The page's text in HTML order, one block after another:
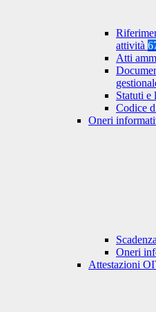
attività
Atti
Statuti e
Codice
Oneri
Oneri
Attestazioni